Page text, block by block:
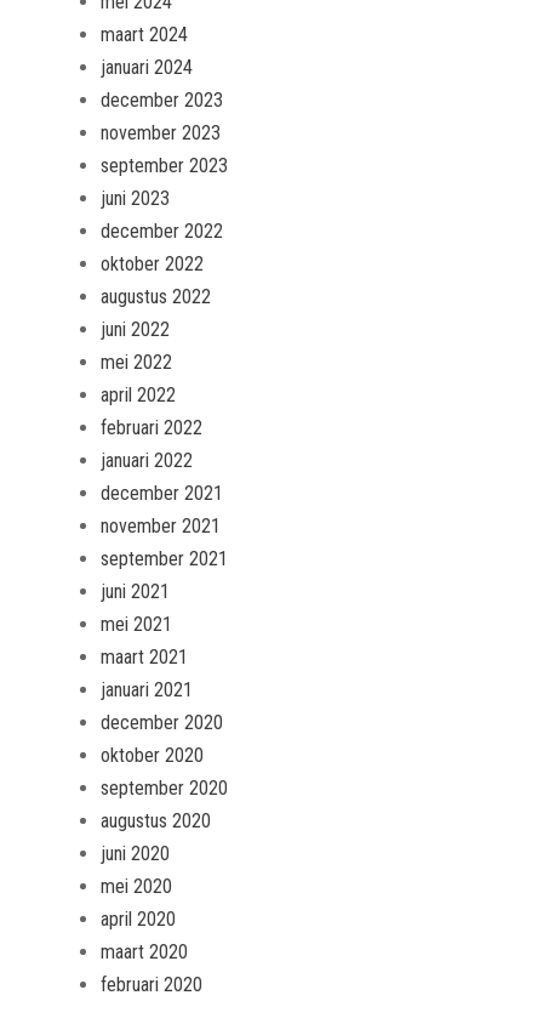
maart 2024
januari 2024
december 2023
november 2023
september 2023
juni 2023
december 2022
oktober 2022
augustus 2022
juni 2022
mei 2022
april 2022
februari 2022
januari 2022
december 2021
november 2021
september 2021
juni 2021
mei 2021
maart 2021
januari 2021
december 2020
oktober 2020
september 2020
augustus 2020
juni 2020
mei 2020
april 2020
maart 2020
februari 2020